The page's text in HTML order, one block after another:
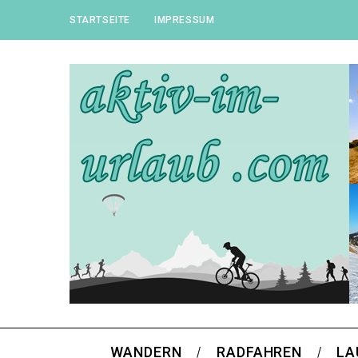
STARTSEITE IMPRESSUM
WANDERN RADFAHREN